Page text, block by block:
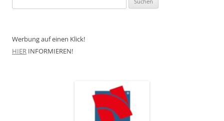
nach:
Werbung auf einen Klick!
HIER INFORMIEREN!